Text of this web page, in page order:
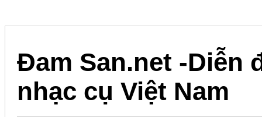
Đam San.net -Diễn
nhạc cụ Việt Nam